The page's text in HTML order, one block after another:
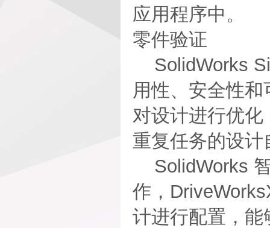
应用程序中。
零件验证
SolidWorks
用性、安全性
对设计进行优
重复任务的设
SolidWorks
作，
计进行配置，